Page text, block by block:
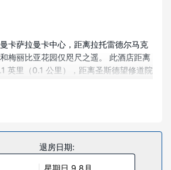
卡萨拉曼卡中心，距离拉托雷德尔马克
梅丽比亚花园仅咫尺之遥。 此酒店距离
英里（0.1 公里），距离圣斯德望修道院
网络，方便您与朋友保持联系。浴室提
利设施包括电话，以及保险箱和书桌。
退房日期:
星期日 9 8月